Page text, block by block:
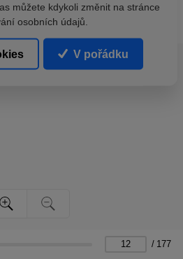
/ 177
můžete kdykoli změnit na stránce
osobních údajů.
V pořádku